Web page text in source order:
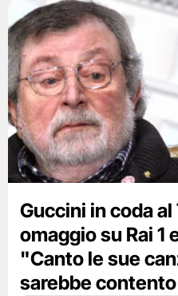
Guccini in coda al
omaggio su Rai 1
"Canto le sue
sarebbe